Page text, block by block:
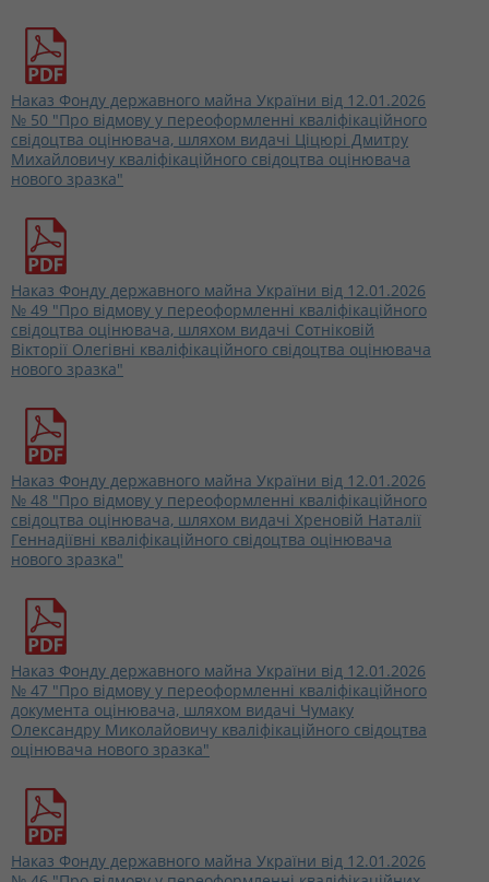
Наказ Фонду державного майна України від 12.01.2026
№ 50 "Про відмову у переоформленні кваліфікаційного
свідоцтва оцінювача, шляхом видачі Ціцюрі Дмитру
Михайловичу кваліфікаційного свідоцтва оцінювача
нового зразка"
Наказ Фонду державного майна України від 12.01.2026
№ 49 "Про відмову у переоформленні кваліфікаційного
свідоцтва оцінювача, шляхом видачі Сотніковій
Вікторії Олегівні кваліфікаційного свідоцтва оцінювача
нового зразка"
Наказ Фонду державного майна України від 12.01.2026
№ 48 "Про відмову у переоформленні кваліфікаційного
свідоцтва оцінювача, шляхом видачі Хреновій Наталії
Геннадіївні кваліфікаційного свідоцтва оцінювача
нового зразка"
Наказ Фонду державного майна України від 12.01.2026
№ 47 "Про відмову у переоформленні кваліфікаційного
документа оцінювача, шляхом видачі Чумаку
Олександру Миколайовичу кваліфікаційного свідоцтва
оцінювача нового зразка"
Наказ Фонду державного майна України від 12.01.2026